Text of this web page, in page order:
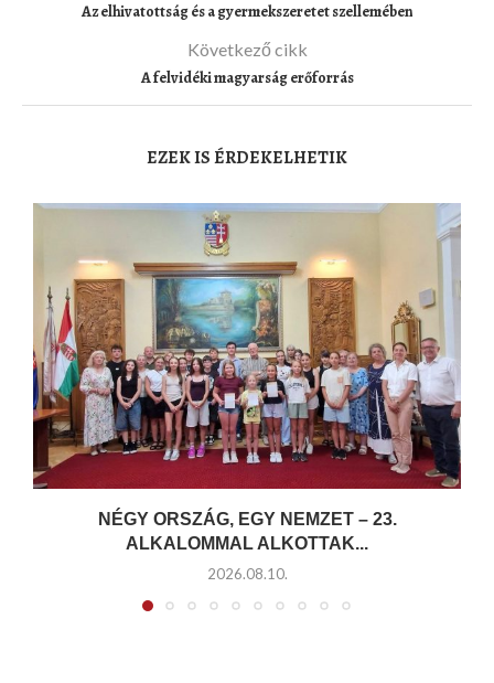
Az elhivatottság és a gyermekszeretet szellemében
Következő cikk
A felvidéki magyarság erőforrás
EZEK IS ÉRDEKELHETIK
NÉGY ORSZÁG, EGY NEMZET – 23.
ALKALOMMAL ALKOTTAK...
2026.08.10.